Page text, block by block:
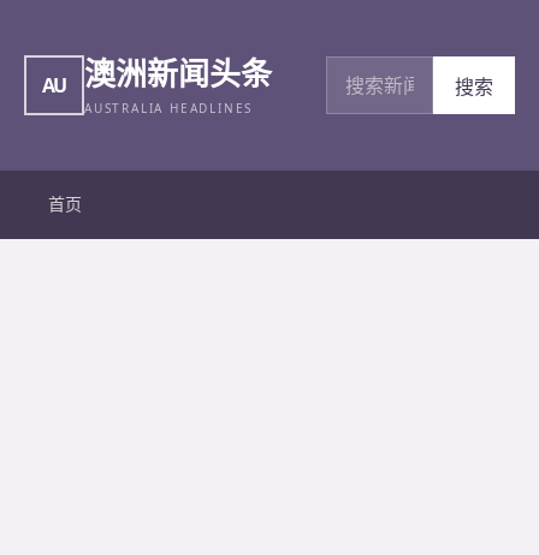
AU 澳洲新闻头条
AUSTRALIA HEADLINES
搜索新闻
搜索
首页